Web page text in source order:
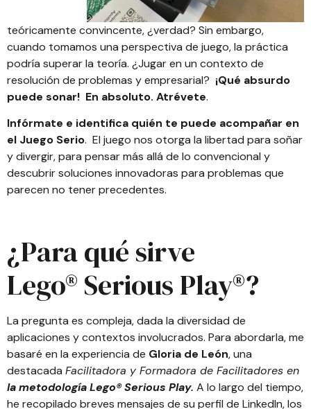
teóricamente convincente, ¿verdad? Sin embargo,
cuando tomamos una perspectiva de juego, la práctica
podría superar la teoría. ¿Jugar en un contexto de
resolución de problemas y empresarial? ¡Qué absurdo
puede sonar! En absoluto. Atrévete.
Infórmate e identifica quién te puede acompañar en
el Juego Serio. El juego nos otorga la libertad para soñar
y divergir, para pensar más allá de lo convencional y
descubrir soluciones innovadoras para problemas que
parecen no tener precedentes.
¿Para qué sirve
Lego® Serious Play®?
La pregunta es compleja, dada la diversidad de
aplicaciones y contextos involucrados. Para abordarla, me
basaré en la experiencia de Gloria de León, una
destacada Facilitadora y Formadora de Facilitadores en
la metodología Lego® Serious Play. A lo largo del tiempo,
he recopilado breves mensajes de su perfil de LinkedIn, los